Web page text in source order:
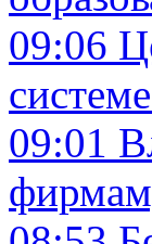
09:06
09:01